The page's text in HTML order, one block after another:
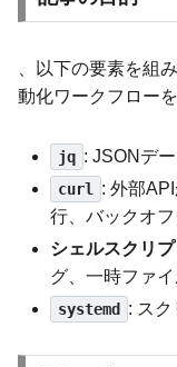
、以下の要素を組
動化ワークフロー
jq : JSONデ
curl
: 外部
行、バックオフ
シェルスクリプ
グ、一時ファイ
systemd : スク